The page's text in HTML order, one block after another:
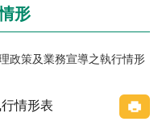
形
政策及業務宣導之執行情形
情形表